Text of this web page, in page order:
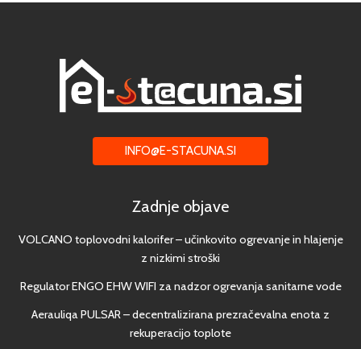
INFO@E-STACUNA.SI
Zadnje objave
VOLCANO toplovodni kalorifer – učinkovito ogrevanje in hlajenje
z nizkimi stroški
Regulator ENGO EHW WIFI za nadzor ogrevanja sanitarne vode
Aerauliqa PULSAR – decentralizirana prezračevalna enota z
rekuperacijo toplote